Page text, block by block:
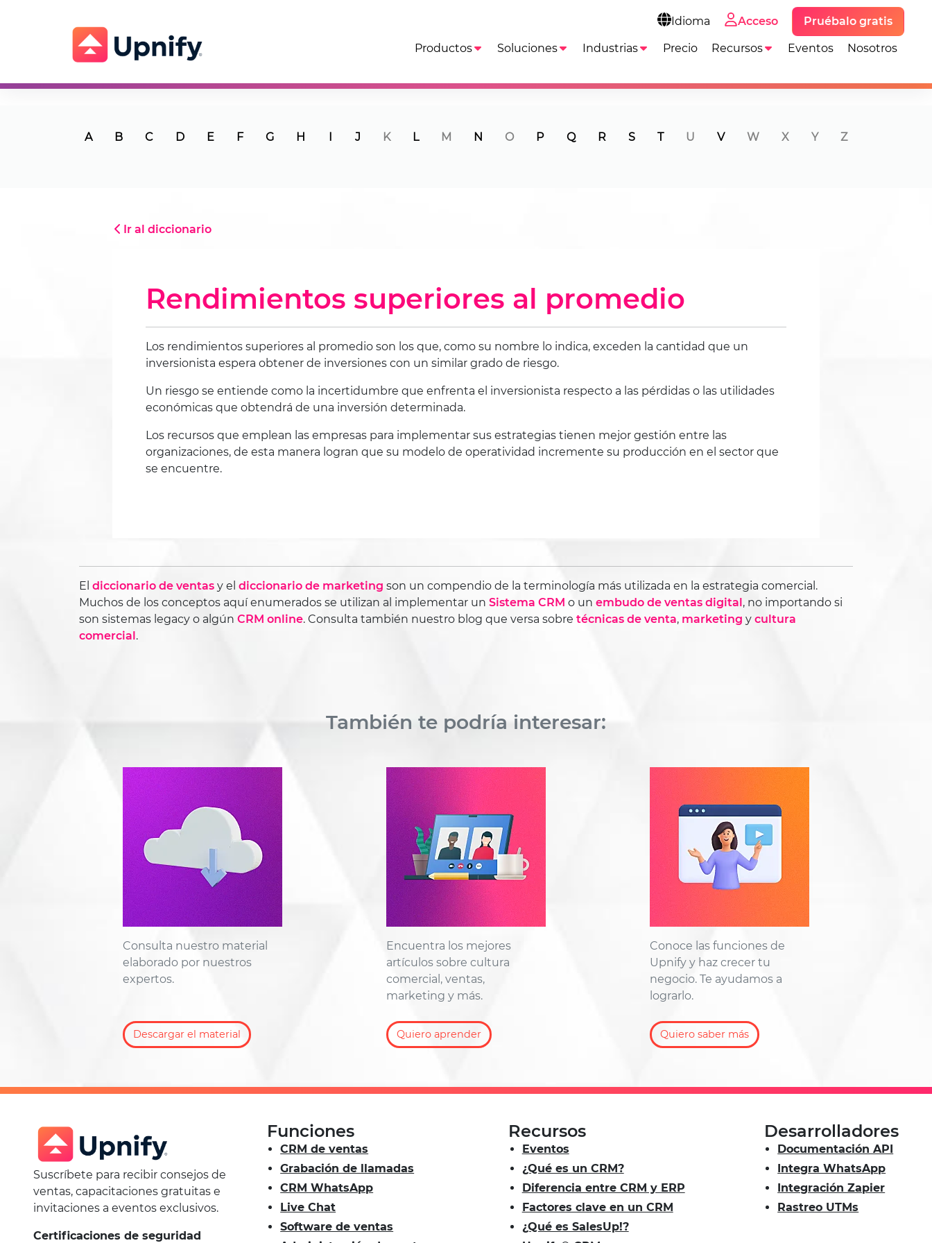
Idioma Acceso Pruébalo gratis
Productos Soluciones Industrias Precio Recursos Eventos Nosotros
A B C D E F G H I J K L M N O P Q R S T U V W X Y Z
Ir al diccionario
Rendimientos superiores al promedio
Los rendimientos superiores al promedio son los que, como su nombre lo indica, exceden la cantidad que un
inversionista espera obtener de inversiones con un similar grado de riesgo.
Un riesgo se entiende como la incertidumbre que enfrenta el inversionista respecto a las pérdidas o las utilidades
económicas que obtendrá de una inversión determinada.
​​Los recursos que emplean las empresas para implementar sus estrategias tienen mejor gestión entre las
organizaciones, de esta manera logran que su modelo de operatividad incremente su producción en el sector que
se encuentre.
El diccionario de ventas y el diccionario de marketing son un compendio de la terminología más utilizada en la estrategia comercial.
Muchos de los conceptos aquí enumerados se utilizan al implementar un Sistema CRM o un embudo de ventas digital, no importando si
son sistemas legacy o algún CRM online. Consulta también nuestro blog que versa sobre técnicas de venta, marketing y cultura
comercial.
También te podría interesar:
Consulta nuestro material
elaborado por nuestros
expertos.
Descargar el material
Encuentra los mejores
artículos sobre cultura
comercial, ventas,
marketing y más.
Quiero aprender
Conoce las funciones de
Upnify y haz crecer tu
negocio. Te ayudamos a
lograrlo.
Quiero saber más
Suscríbete para recibir consejos de
ventas, capacitaciones gratuitas e
invitaciones a eventos exclusivos.
Certificaciones de seguridad
Funciones
CRM de ventas
Grabación de llamadas
CRM WhatsApp
Live Chat
Software de ventas
Recursos
Eventos
¿Qué es un CRM?
Diferencia entre CRM y ERP
Factores clave en un CRM
¿Qué es SalesUp!?
Desarrolladores
Documentación API
Integra WhatsApp
Integración Zapier
Rastreo UTMs